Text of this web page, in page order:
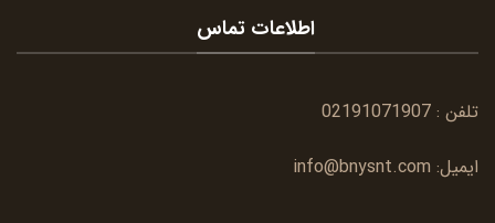
اطلاعات تماس
تلفن : 02191071907
ایمیل: info@bnysnt.com